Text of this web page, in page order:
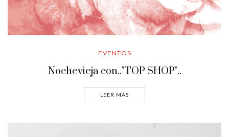
EVENTOS
Nochevieja con.."TOP SHOP"..
LEER MÁS